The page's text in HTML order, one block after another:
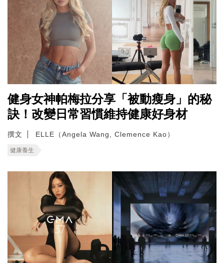
健身女神帕梅拉分享「被動瘦身」的秘
訣！改變日常習慣維持健康好身材
撰文 ELLE（Angela Wang, Clemence Kao）
健康養生